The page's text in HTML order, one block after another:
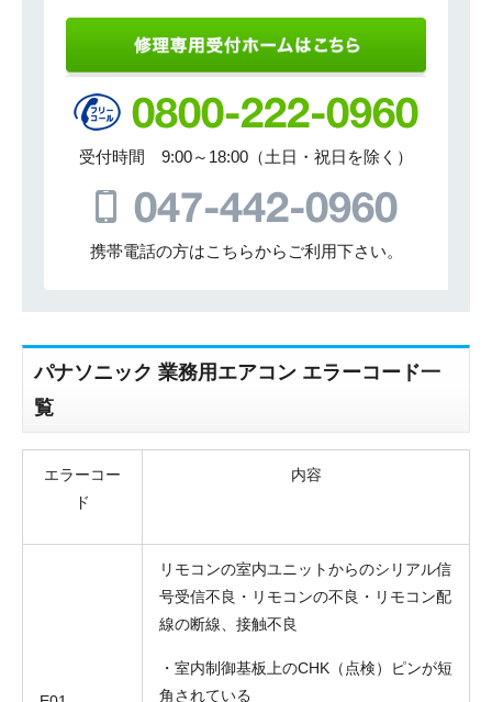
受付時間 9:00～18:00（土日・祝日を除く）
携帯電話の方はこちらからご利用下さい。
パナソニック 業務用エアコン エラーコード一
覧
エラーコー
ド
内容
リモコンの室内ユニットからのシリアル信
号受信不良・リモコンの不良・リモコン配
線の断線、接触不良
・室内制御基板上のCHK（点検）ピンが短
角されている